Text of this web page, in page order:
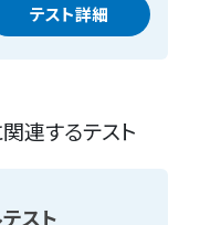
テスト詳細
連するテスト
スト